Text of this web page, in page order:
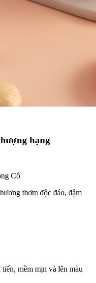
hạng
Cô
thơm độc đáo, đậm
mềm mịn và lên màu